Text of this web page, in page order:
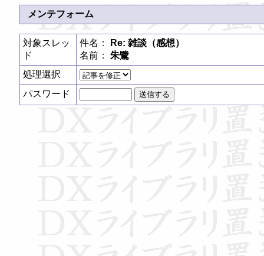
メンテフォーム
対象スレッ
ド
件名：
Re: 雑談（感想）
名前： 朱鷺
処理選択
パスワード